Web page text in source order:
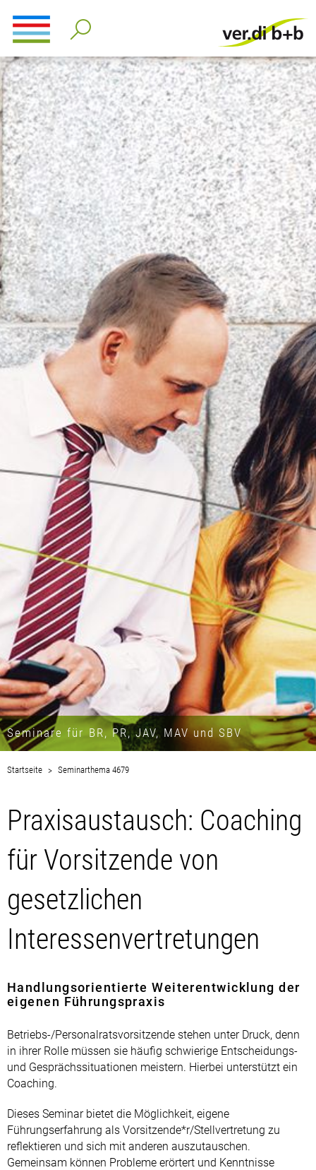
Seminare für BR, PR, JAV, MAV und SBV
Startseite Seminarthema 4679
Praxisaustausch: Coaching
für Vorsitzende von
gesetzlichen
Interessenvertretungen
Handlungsorientierte Weiterentwicklung der
eigenen Führungspraxis
Betriebs-/Personalratsvorsitzende stehen unter Druck, denn
in ihrer Rolle müssen sie häufig schwierige Entscheidungs-
und Gesprächssituationen meistern. Hierbei unterstützt ein
Coaching.
Dieses Seminar bietet die Möglichkeit, eigene
Führungserfahrung als Vorsitzende*r/Stellvertretung zu
reflektieren und sich mit anderen auszutauschen.
Gemeinsam können Probleme erörtert und Kenntnisse